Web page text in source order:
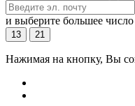
и выберите большее число
13 21
Нажимая на кнопку, Вы